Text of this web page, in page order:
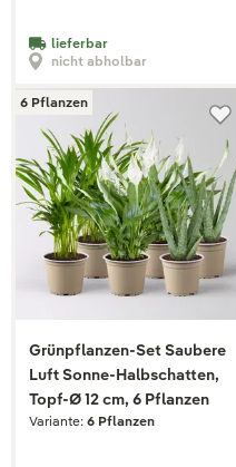
lieferbar
nicht abholbar
6 Pflanzen
Grünpflanzen-Set Saubere
Luft Sonne-Halbschatten,
Topf-Ø 12 cm, 6 Pflanzen
Variante: 6 Pflanzen